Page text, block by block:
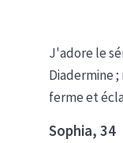
J'adore le
Diadermine
ferme et
Sophia, 34